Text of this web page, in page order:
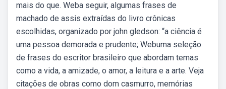
mais do que. Weba seguir, algumas frases de
machado de assis extraídas do livro crônicas
escolhidas, organizado por john gledson: “a ciência é
uma pessoa demorada e prudente; Webuma seleção
de frases do escritor brasileiro que abordam temas
como a vida, a amizade, o amor, a leitura e a arte. Veja
citações de obras como dom casmurro, memórias